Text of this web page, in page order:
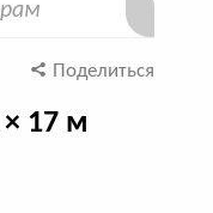
Поделиться
17 м